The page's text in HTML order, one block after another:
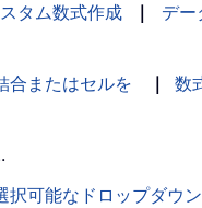
タム数式作成 ｜
デー
合またはセルを ｜
数
択可能なドロップダウ